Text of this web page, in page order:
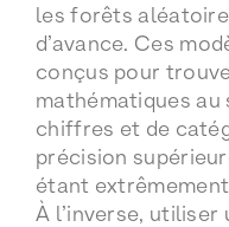
les forêts
d’avance. Ces
conçus pour
mathématiques au
chiffres et de
précision
étant
À l’inverse, utiliser